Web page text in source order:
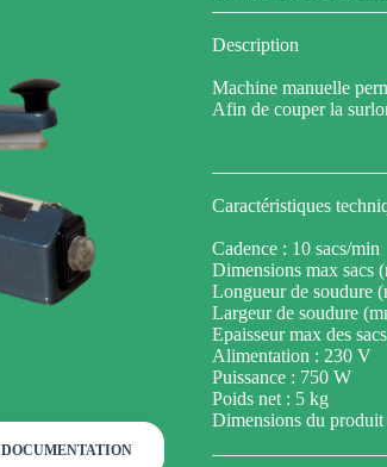
DOCUMENTATION
Description
Machine manuelle
Afin de couper la
Caractéristiques
Cadence : 10 sacs/min
Dimensions max sacs
Longueur de soudure
Largeur de soudure
Epaisseur max des
Alimentation : 230 V
Puissance : 750 W
Poids net : 5 kg
Dimensions du